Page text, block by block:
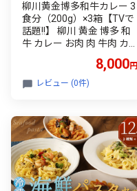
柳川黄金博多和牛カレー 3
食分（200g）×3箱【TVで
話題!!】 柳川 黄金 博多 和
牛 カレー お肉 肉 牛肉 カ
8,000円
レビュー (0件)